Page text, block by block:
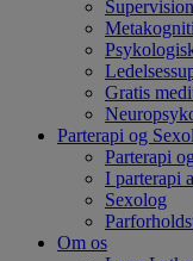
Supervision
Gratis
Parterapi og
Parterapi
I parterapi
Sexolog
Om os